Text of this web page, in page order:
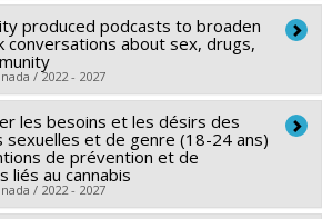
(PJT) Subvention Projet
Pierre Sylvestre
Sébastien Fallu,Jennifer O'Loughlin
Ferlatte,Catherine Sabiston
Instituts de recherche en santé du
(MOP) Subvention de
les subventions de fonctionnement
produced podcasts to broaden
conversations about sex, drugs,
/ 2022 - 2027
Instituts de recherche en santé du
Subvention de fonctionnement:
communautaire sur le VIH/sida
les besoins et les désirs des
sexuelles et de genre (18-24 ans)
de prévention et de
liés au cannabis
/ 2022 - 2027